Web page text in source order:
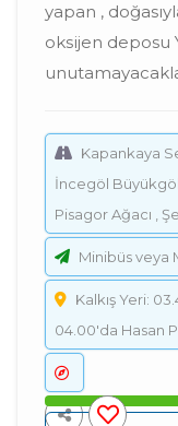
yapan ,
oksijen deposu
Kapankaya
İncegöl
Pisagor Ağacı ,
Minibüs veya
Kalkış Yeri:
04.00'da Hasan